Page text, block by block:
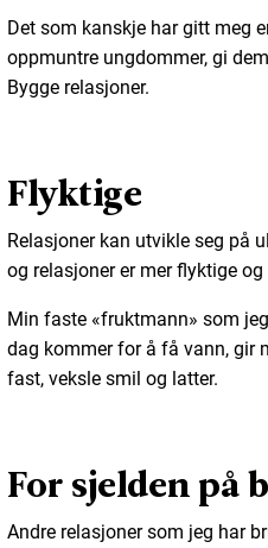
Det som kanskje har gitt meg
oppmuntre ungdommer, gi
Bygge relasjoner.
Flyktige
Relasjoner kan utvikle seg på
og relasjoner er mer flyktige
Min faste «fruktmann» som
dag kommer for å få vann, gir
fast, veksle smil og latter.
For sjelden på
Andre relasjoner som jeg har